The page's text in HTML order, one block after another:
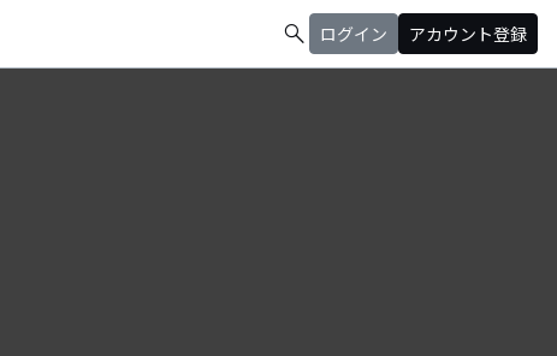
search ログイン アカウント登録